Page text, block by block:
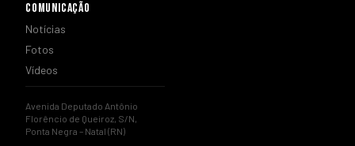
COMUNICAÇÃO
Notícias
Fotos
Vídeos
Avenida Deputado Antônio
Florêncio de Queiroz, S/N,
Ponta Negra – Natal (RN)